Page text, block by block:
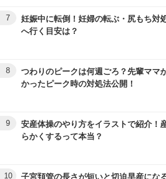
7
妊娠中に転倒！妊婦の転ぶ・尻もち対
へ行く目安は？
8
つわりのピークは何週ごろ？先輩ママ
かったピーク時の対処法公開！
9
安産体操のやり方をイラストで紹介！
らかくするって本当？
10
子宮頚管の長さが短いと切迫早産にな